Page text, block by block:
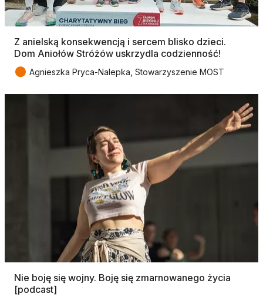
Z anielską konsekwencją i sercem blisko dzieci.
Dom Aniołów Stróżów uskrzydla codzienność!
● Agnieszka Pryca-Nalepka, Stowarzyszenie MOST
Nie boję się wojny. Boję się zmarnowanego życia
[podcast]